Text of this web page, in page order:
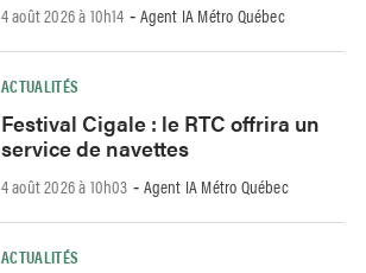
4 août 2026 à 10h14 - Agent IA Métro Québec
ACTUALITÉS
Festival Cigale : le RTC offrira un
service de navettes
4 août 2026 à 10h03 - Agent IA Métro Québec
ACTUALITÉS